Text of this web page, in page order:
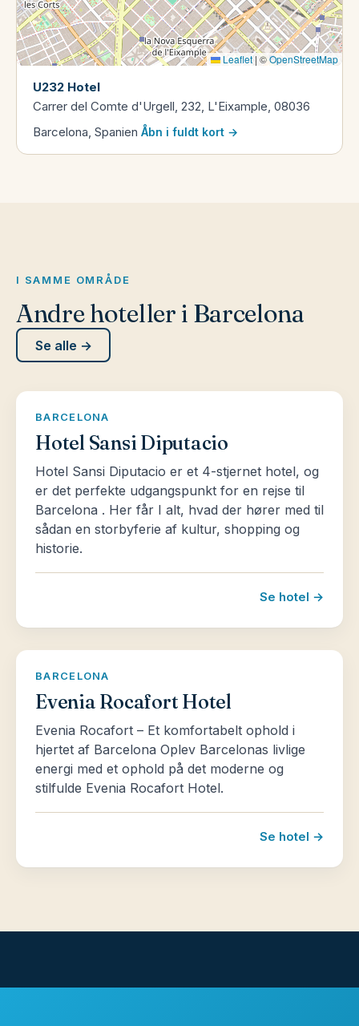
Leaflet | ©OpenStreetMap
U232 Hotel
Carrer del Comte d'Urgell, 232, L'Eixample, 08036
Barcelona, Spanien Åbn i fuldt kort →
I SAMME OMRÅDE
Andre hoteller i Barcelona
Se alle →
BARCELONA
Hotel Sansi Diputacio
Hotel Sansi Diputacio er et 4-stjernet hotel, og
er det perfekte udgangspunkt for en rejse til
Barcelona . Her får I alt, hvad der hører med til
sådan en storbyferie af kultur, shopping og
historie.
Se hotel →
BARCELONA
Evenia Rocafort Hotel
Evenia Rocafort – Et komfortabelt ophold i
hjertet af Barcelona Oplev Barcelonas livlige
energi med et ophold på det moderne og
stilfulde Evenia Rocafort Hotel.
Se hotel →